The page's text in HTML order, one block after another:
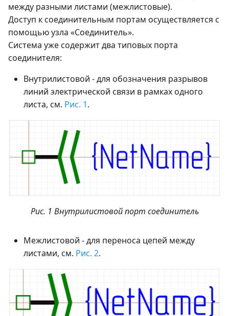
между разными листами (межлистовые).
Доступ к соединительным портам осуществляется с
помощью узла «Соединитель».
Система уже содержит два типовых порта
соединителя:
Внутрилистовой - для обозначения разрывов
линий электрической связи в рамках одного
листа, см. Рис. 1.
Рис. 1 Внутрилистовой порт соединитель
Межлистовой - для переноса цепей между
листами, см. Рис. 2.